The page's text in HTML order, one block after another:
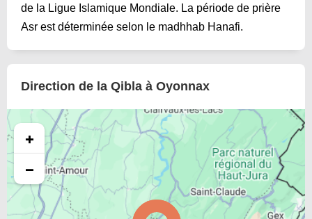
de la Ligue Islamique Mondiale. La période de prière
Asr est déterminée selon le madhhab Hanafi.
Direction de la Qibla à Oyonnax
+
−